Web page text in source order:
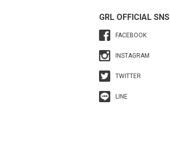
GRL OFFICIAL SNS
FACEBOOK
INSTAGRAM
TWITTER
LINE